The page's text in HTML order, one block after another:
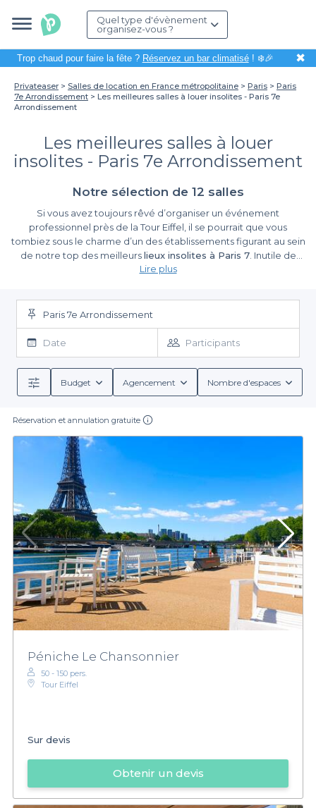
Quel type d'évènement
organisez-vous ?
Trop chaud pour faire la fête ? Réservez un bar climatisé! ❄️🎉 ✖
Privateaser Salles de location en France métropolitaine Paris
Paris
7e Arrondissement
Les meilleures salles à louer insolites - Paris 7e
Arrondissement
Les meilleures salles à louer
insolites - Paris 7e Arrondissement
Notre sélection de 12 salles
Si vous avez toujours rêvé d’organiser un événement
professionnel près de la Tour Eiffel, il se pourrait que vous
tombiez sous le charme d’un des établissements figurant au sein
de notre top des meilleurslieux insolites à Paris 7. Inutile de
vous vendre ou de vous survendre l’affaire, le décor, vous le
fréquentés de la capitale, le décor, c’est sans doute le quartier le
plus touristique de l’une des villes les plus touristiques du Monde.
Inutile de perdre du temps à vous souligner à quel point le cadre
offert par notre top des meilleurslieux insolites à Paris 7
notre temps à vous signaler que tous les établissements
proposés dans ce top sont prisés et que les entreprises se les
arrachent. Inutile aussi de vous préciser qu’organiser un
c’est se donner l’opportunité d’organiser un événement de
prestige, qui marquera les esprits à jamais et qui fera de votre
événement un moment important de l’année. En bref, inutile de
vous convaincre que notre top des meilleurs
va vous vendre du rêve et que cette sélection faite par
nos experts est faite pour vous. Vous nous accorderez donc qu’il
est tout aussi inutile d’écrire un paragraphe supplémentaire. Une
réservation, une réponse en moins de 48h et l’affaire sera pliée.
Alors, qu’attendez-vous avant de vous laisser tenter ? Peut-être
avez-vous la volonté d’avoir des choix plus variés, dans ce cas
vous pouvez consulter notre top desmeilleurs lieux insolites à
Paris.
Lire plus
Paris 7e Arrondissement
Date Participants
Budget Agencement Nombre d'espaces
Réservation et annulation gratuite
Péniche Le Chansonnier
50 - 150 pers.
Tour Eiffel
Sur devis
Obtenir un devis